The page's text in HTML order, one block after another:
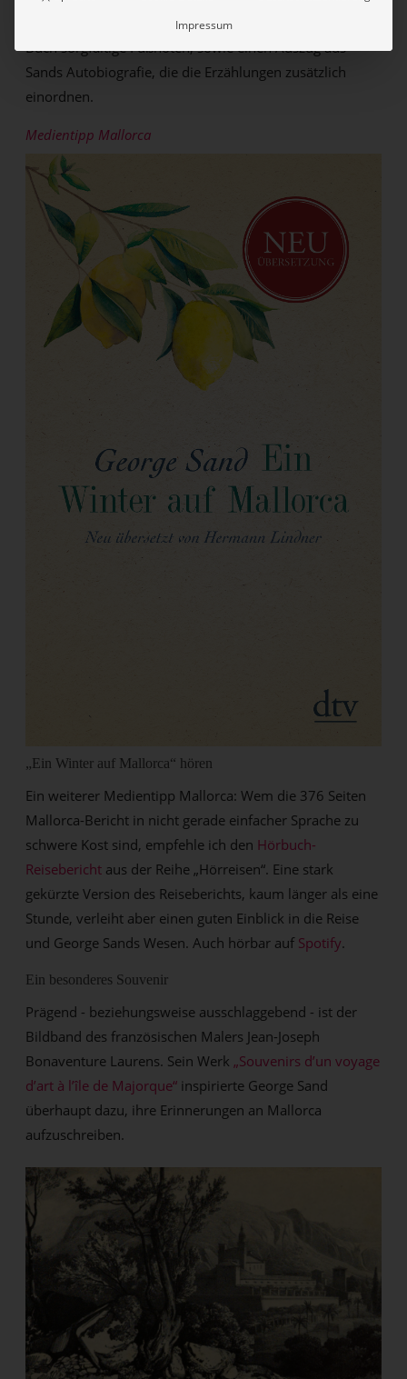
Neben zahlreichen zeitgenössischen Bildern enthält das
Buch sorgfältige Fußnoten, sowie einen Auszug aus
Sands Autobiografie, die die Erzählungen zusätzlich
einordnen.
Medientipp Mallorca
„Ein Winter auf Mallorca“ hören
Ein weiterer Medientipp Mallorca: Wem die 376 Seiten
Mallorca-Bericht in nicht gerade einfacher Sprache zu
schwere Kost sind, empfehle ich den Hörbuch-
Reisebericht aus der Reihe „Hörreisen“. Eine stark
gekürzte Version des Reiseberichts, kaum länger als eine
Stunde, verleiht aber einen guten Einblick in die Reise
und George Sands Wesen. Auch hörbar auf Spotify.
Ein besonderes Souvenir
Prägend - beziehungsweise ausschlaggebend - ist der
Bildband des französischen Malers Jean-Joseph
Bonaventure Laurens. Sein Werk „Souvenirs d’un voyage
d’art à l’île de Majorque“ inspirierte George Sand
überhaupt dazu, ihre Erinnerungen an Mallorca
aufzuschreiben.
Impressum